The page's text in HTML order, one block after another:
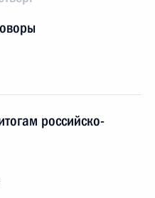
российско-